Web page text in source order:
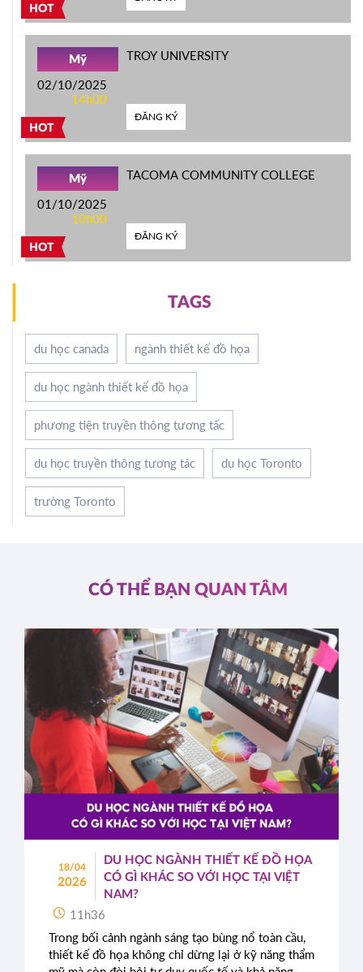
HOT
HOT
Mỹ
02/10/2025
14h00
TROY UNIVERSITY
ĐĂNG KÝ
HOT
Mỹ
01/10/2025
10h00
TACOMA COMMUNITY COLLEGE
ĐĂNG KÝ
TAGS
du học canada ngành thiết kế đồ họa
du học ngành thiết kế đồ họa
phương tiện truyền thông tương tấc
du học truyền thông tương tác du học Toronto
trường Toronto
CÓ THỂ BẠN QUAN TÂM
18/04
2026
DU HỌC NGÀNH THIẾT KẾ ĐỒ HỌA
CÓ GÌ KHÁC SO VỚI HỌC TẠI VIỆT
NAM?
11h36
Trong bối cảnh ngành sáng tạo bùng nổ toàn cầu,
thiết kế đồ họa không chỉ dừng lại ở kỹ năng thẩm